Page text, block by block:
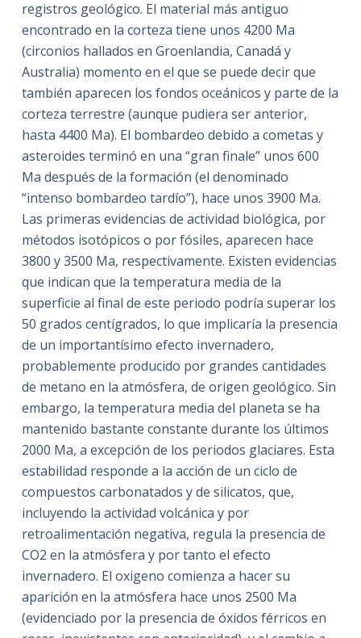
registros geológico. El material más antiguo
encontrado en la corteza tiene unos 4200 Ma
(circonios hallados en Groenlandia, Canadá y
Australia) momento en el que se puede decir que
también aparecen los fondos oceánicos y parte de la
corteza terrestre (aunque pudiera ser anterior,
hasta 4400 Ma). El bombardeo debido a cometas y
asteroides terminó en una “gran finale” unos 600
Ma después de la formación (el denominado
“intenso bombardeo tardío”), hace unos 3900 Ma.
Las primeras evidencias de actividad biológica, por
métodos isotópicos o por fósiles, aparecen hace
3800 y 3500 Ma, respectivamente. Existen evidencias
que indican que la temperatura media de la
superficie al final de este periodo podría superar los
50 grados centígrados, lo que implicaría la presencia
de un importantísimo efecto invernadero,
probablemente producido por grandes cantidades
de metano en la atmósfera, de origen geológico. Sin
embargo, la temperatura media del planeta se ha
mantenido bastante constante durante los últimos
2000 Ma, a excepción de los periodos glaciares. Esta
estabilidad responde a la acción de un ciclo de
compuestos carbonatados y de silicatos, que,
incluyendo la actividad volcánica y por
retroalimentación negativa, regula la presencia de
CO2 en la atmósfera y por tanto el efecto
invernadero. El oxigeno comienza a hacer su
aparición en la atmósfera hace unos 2500 Ma
(evidenciado por la presencia de óxidos férricos en